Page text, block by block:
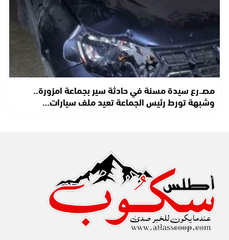
مصـ.رع سيدة مسنة في حادثة سير بجماعة امزورة..
وشبهة تورط رئيس الجماعة تعيد ملف سيارات…